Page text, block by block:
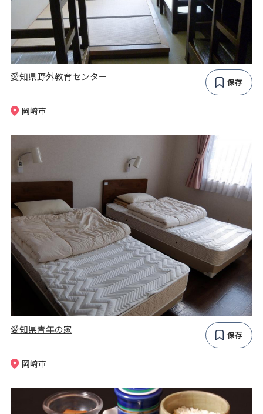
愛知県野外教育センター 保存
岡崎市
愛知県青年の家 保存
岡崎市